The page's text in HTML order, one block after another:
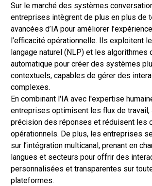
Sur le marché des systèmes
entreprises intègrent de plus en plus de
avancées d’IA pour améliorer
l’efficacité opérationnelle. Ils exploitent
langage naturel (NLP) et les algorithmes
automatique pour créer des systèmes
contextuels, capables de gérer des
complexes.
En combinant l'IA avec l'expertise
entreprises optimisent les flux de travail,
précision des réponses et réduisent les
opérationnels. De plus, les entreprises
sur l’intégration multicanal, prenant en
langues et secteurs pour offrir des
personnalisées et transparentes sur
plateformes.